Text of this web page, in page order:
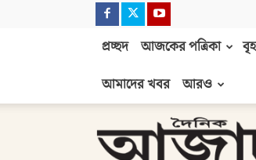
প্রচ্ছদ আজকের পত্রিকা
আমাদের খবর
আরও
আজাদী